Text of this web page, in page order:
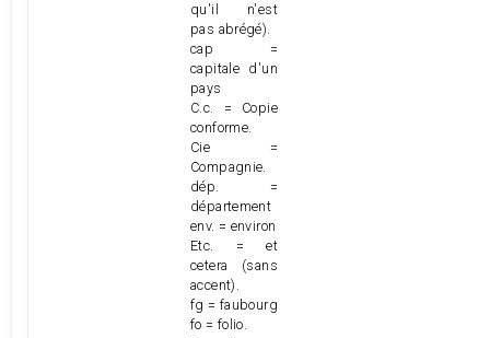
qu'il n'est
pas abrégé).
cap =
capitale d'un
pays
C.c. = Copie
conforme.
Cie =
Compagnie.
dép. =
département
env. = environ
Etc. = et
cetera (sans
accent).
fg = faubourg
fo = folio.